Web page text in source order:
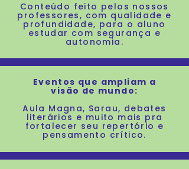
Conteúdo feito pelos nossos
professores, com qualidade e
profundidade, para o aluno
estudar com segurança e
autonomia.
Eventos que ampliam a
visão de mundo:
Aula Magna, Sarau, debates
literários e muito mais pra
fortalecer seu repertório e
pensamento crítico.